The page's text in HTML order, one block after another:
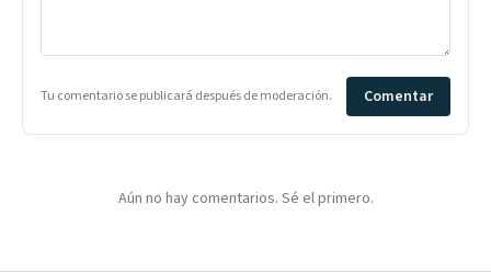
Tu comentario se publicará después de moderación. Comentar
Aún no hay comentarios. Sé el primero.